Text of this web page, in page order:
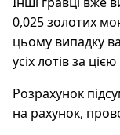
0,025 золотих
цьому випадку
усіх лотів за
Розрахунок
на рахунок,